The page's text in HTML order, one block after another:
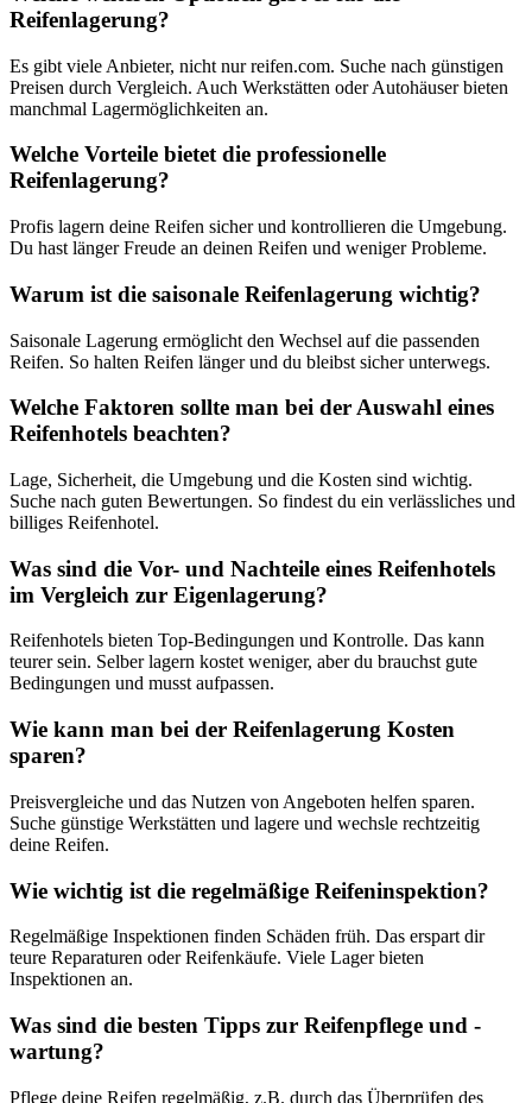
Reifenlagerung?
Es gibt viele Anbieter, nicht nur reifen.com. Suche nach günstigen
Preisen durch Vergleich. Auch Werkstätten oder Autohäuser bieten
manchmal Lagermöglichkeiten an.
Welche Vorteile bietet die professionelle
Reifenlagerung?
Profis lagern deine Reifen sicher und kontrollieren die Umgebung.
Du hast länger Freude an deinen Reifen und weniger Probleme.
Warum ist die saisonale Reifenlagerung wichtig?
Saisonale Lagerung ermöglicht den Wechsel auf die passenden
Reifen. So halten Reifen länger und du bleibst sicher unterwegs.
Welche Faktoren sollte man bei der Auswahl eines
Reifenhotels beachten?
Lage, Sicherheit, die Umgebung und die Kosten sind wichtig.
Suche nach guten Bewertungen. So findest du ein verlässliches und
billiges Reifenhotel.
Was sind die Vor- und Nachteile eines Reifenhotels
im Vergleich zur Eigenlagerung?
Reifenhotels bieten Top-Bedingungen und Kontrolle. Das kann
teurer sein. Selber lagern kostet weniger, aber du brauchst gute
Bedingungen und musst aufpassen.
Wie kann man bei der Reifenlagerung Kosten
sparen?
Preisvergleiche und das Nutzen von Angeboten helfen sparen.
Suche günstige Werkstätten und lagere und wechsle rechtzeitig
deine Reifen.
Wie wichtig ist die regelmäßige Reifeninspektion?
Regelmäßige Inspektionen finden Schäden früh. Das erspart dir
teure Reparaturen oder Reifenkäufe. Viele Lager bieten
Inspektionen an.
Was sind die besten Tipps zur Reifenpflege und -
wartung?
Pflege deine Reifen regelmäßig, z.B. durch das Überprüfen des